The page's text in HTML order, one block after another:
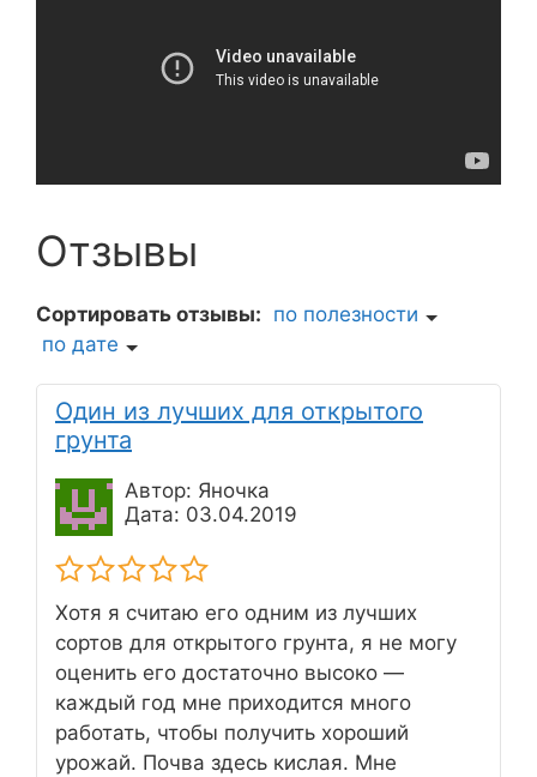
Отзывы
Сортировать отзывы: по полезности
по дате
Один из лучших для открытого
грунта
Автор: Яночка
Дата: 03.04.2019
Хотя я считаю его одним из лучших
сортов для открытого грунта, я не могу
оценить его достаточно высоко —
каждый год мне приходится много
работать, чтобы получить хороший
урожай. Почва здесь кислая. Мне